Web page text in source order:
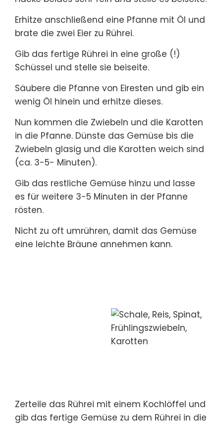
Erhitze anschließend eine Pfanne mit Öl und
brate die zwei Eier zu Rührei.
Gib das fertige Rührei in eine große (!)
Schüssel und stelle sie beiseite.
Säubere die Pfanne von Eiresten und gib ein
wenig Öl hinein und erhitze dieses.
Nun kommen die Zwiebeln und die Karotten
in die Pfanne. Dünste das Gemüse bis die
Zwiebeln glasig und die Karotten weich sind
(ca. 3-5- Minuten).
Gib das restliche Gemüse hinzu und lasse
es für weitere 3-5 Minuten in der Pfanne
rösten.
Nicht zu oft umrühren, damit das Gemüse
eine leichte Bräune annehmen kann.
Zerteile das Rührei mit einem Kochlöffel und
gib das fertige Gemüse zu dem Rührei in die